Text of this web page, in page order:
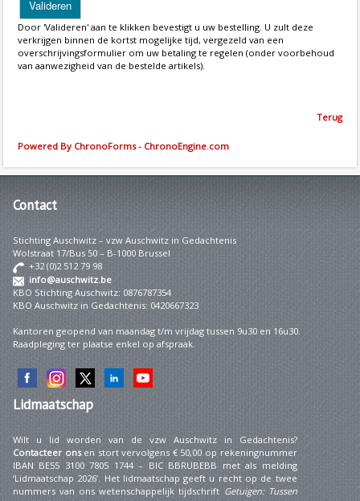
Door 'Valideren' aan te klikken bevestigt u uw bestelling. U zult deze
verkrijgen binnen de kortst mogelijke tijd, vergezeld van een
overschrijvingsformulier om uw betaling te regelen (onder voorbehoud
van aanwezigheid van de bestelde artikels).
Terug
Powered By ChronoForms - ChronoEngine.com
Contact
Stichting Auschwitz – vzw Auschwitz in Gedachtenis
Wolstraat 17/Bus 50 – B-1000 Brussel
+32 (0)2 512 79 98
info@auschwitz.be
KBO Stichting Auschwitz: 0876787354
KBO Auschwitz in Gedachtenis: 0420667323
Kantoren geopend van maandag t/m vrijdag tussen 9u30 en 16u30.
Raadpleging ter plaatse enkel op afspraak.
Lidmaatschap
Wilt u lid worden van de vzw Auschwitz in Gedachtenis?
Contacteer onsen stort vervolgens € 50,00 op rekeningnummer
IBAN BE55 3100 7805 1744 – BIC BBRUBEBB met als melding
‘Lidmaatschap 2026’. Het lidmaatschap geeft u recht op de twee
nummers van ons wetenschappelijk tijdschrift Getuigen: Tussen